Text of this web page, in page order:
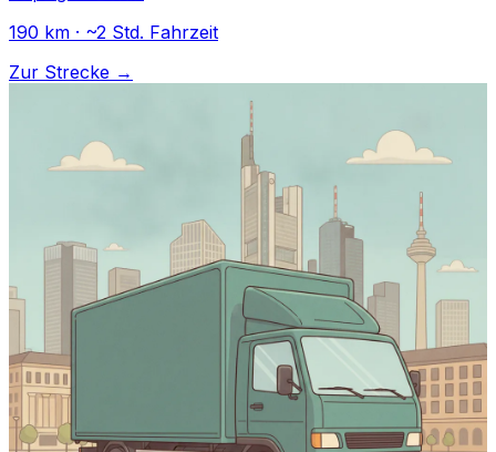
190 km · ~2 Std. Fahrzeit
Zur Strecke →